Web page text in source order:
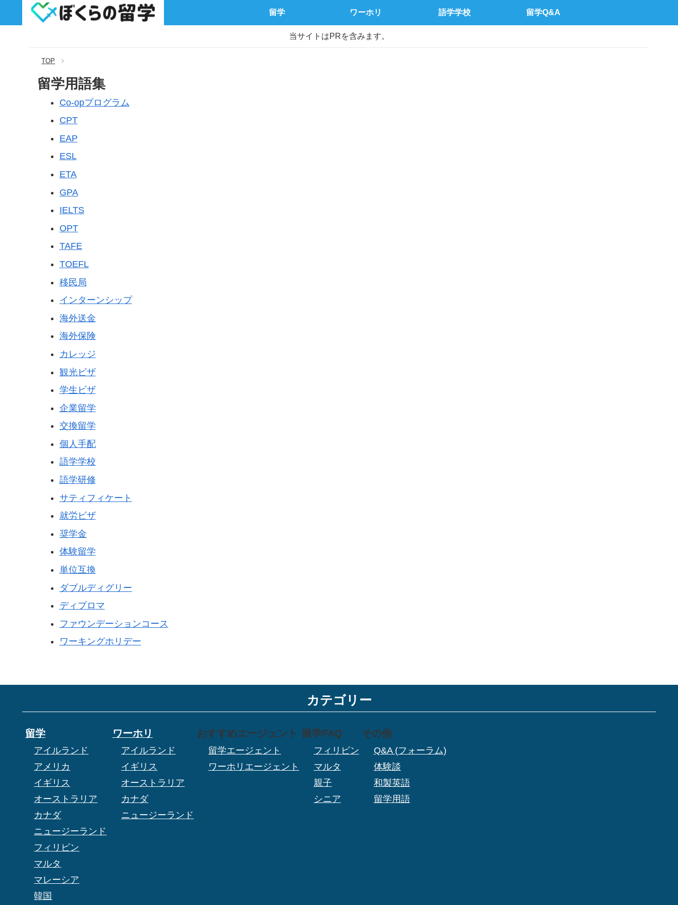
留学 ワーホリ 語学学校 留学Q&A
当サイトはPRを含みます。
TOP
留学用語集
Co-opプログラム
CPT
EAP
ESL
ETA
GPA
IELTS
OPT
TAFE
TOEFL
移民局
インターンシップ
海外送金
海外保険
カレッジ
観光ビザ
学生ビザ
企業留学
交換留学
個人手配
語学学校
語学研修
サティフィケート
就労ビザ
奨学金
体験留学
単位互換
ダブルディグリー
ディプロマ
ファウンデーションコース
ワーキングホリデー
カテゴリー
留学
アイルランド
アメリカ
イギリス
オーストラリア
カナダ
ニュージーランド
フィリピン
マルタ
マレーシア
韓国
ワーホリ
アイルランド
イギリス
オーストラリア
カナダ
ニュージーランド
おすすめエージェント
留学エージェント
ワーホリエージェント
留学FAQ
フィリピン
マルタ
親子
シニア
その他
Q&A (フォーラム)
体験談
和製英語
留学用語